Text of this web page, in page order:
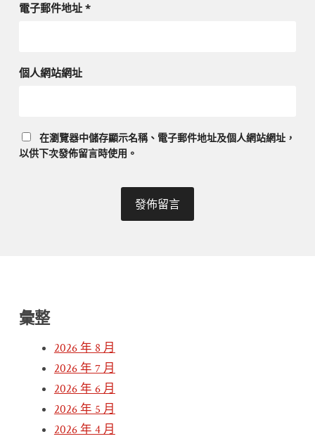
電子郵件地址 *
個人網站網址
在瀏覽器中儲存顯示名稱、電子郵件地址及個人網站網址，
以供下次發佈留言時使用。
彙整
2026 年 8 月
2026 年 7 月
2026 年 6 月
2026 年 5 月
2026 年 4 月